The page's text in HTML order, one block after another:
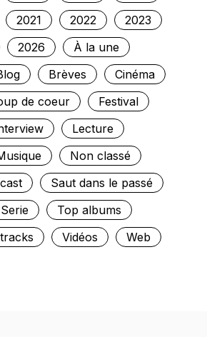
2021 2022
2023
2026
À la une
Brèves
Cinéma
de coeur
Festival
Lecture
Non classé
Saut dans le passé
Serie
Top albums
Vidéos Web